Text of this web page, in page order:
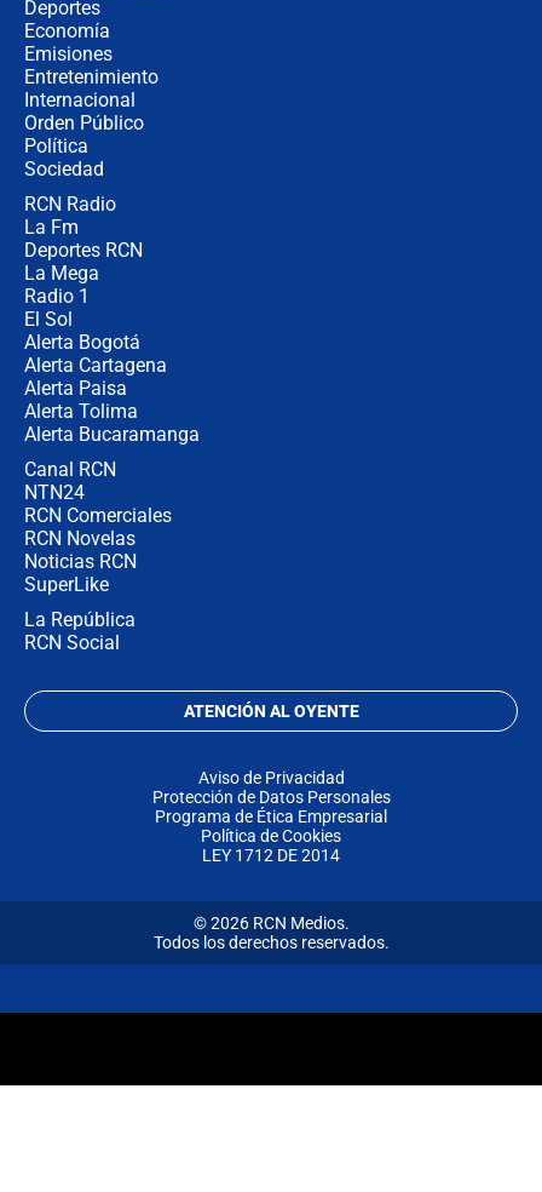
Deportes
Economía
Emisiones
Entretenimiento
Internacional
Orden Público
Política
Sociedad
RCN Radio
La Fm
Deportes RCN
La Mega
Radio 1
El Sol
Alerta Bogotá
Alerta Cartagena
Alerta Paisa
Alerta Tolima
Alerta Bucaramanga
Canal RCN
NTN24
RCN Comerciales
RCN Novelas
Noticias RCN
SuperLike
La República
RCN Social
ATENCIÓN AL OYENTE
Aviso de Privacidad
Protección de Datos Personales
Programa de Ética Empresarial
Política de Cookies
LEY 1712 DE 2014
© 2026 RCN Medios.
Todos los derechos reservados.